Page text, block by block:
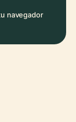
navegador